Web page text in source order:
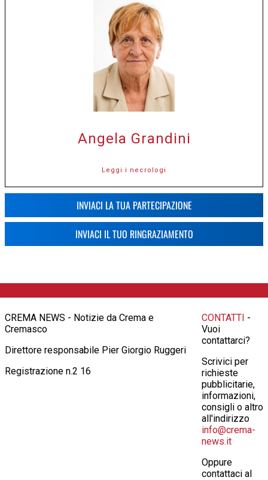
Angela Grandini
Leggi i necrologi
INVIACI LA TUA PARTECIPAZIONE
INVIACI IL TUO RINGRAZIAMENTO
CREMA NEWS - Notizie da Crema e
Cremasco
Direttore responsabile Pier Giorgio Ruggeri
Registrazione n.2 16
CONTATTI -
Vuoi
contattarci?
Scrivici per
richieste
pubblicitarie,
informazioni,
consigli o altro
all'indirizzo
info@crema-
news.it
Oppure
contattaci al